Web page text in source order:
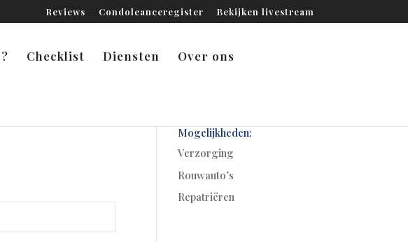
Reviews Condoleanceregister Bekijken livestream
Checklist Diensten Over ons
Mogelijkheden:
Verzorging
Rouwauto’s
Repatriëren